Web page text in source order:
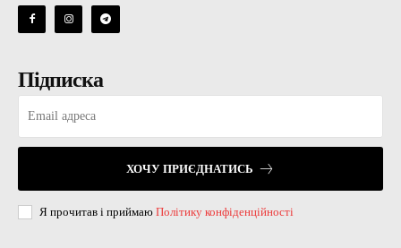
Підписка
ХОЧУ ПРИЄДНАТИСЬ
Я прочитав і приймаю Політику конфіденційності